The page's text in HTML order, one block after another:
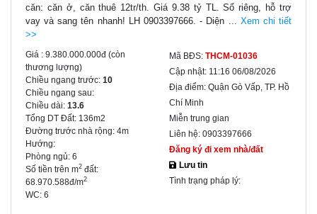
căn: căn ở, căn thuê 12tr/th. Giá 9.38 tỷ TL. Sổ riêng, hỗ trợ
vay và sang tên nhanh! LH 0903397666. - Diện ... Xem chi tiết
>>
Giá : 9.380.000.000đ (còn
thương lượng)
Chiều ngang trước: 10
Chiều ngang sau:
Chiều dài: 13.6
Tổng DT Đất: 136m2
Đường trước nhà rộng: 4m
Hướng:
Phòng ngủ: 6
Số tiền trên m2 đất:
68.970.588đ/m2
WC: 6
Mã BĐS: THCM-01036
Cập nhật: 11:16 06/08/2026
Địa điểm: Quận Gò Vấp, TP. Hồ
Chí Minh
Miễn trung gian
Liên hệ: 0903397666
Đăng ký đi xem nhà/đất
Lưu tin
Tình trạng pháp lý: